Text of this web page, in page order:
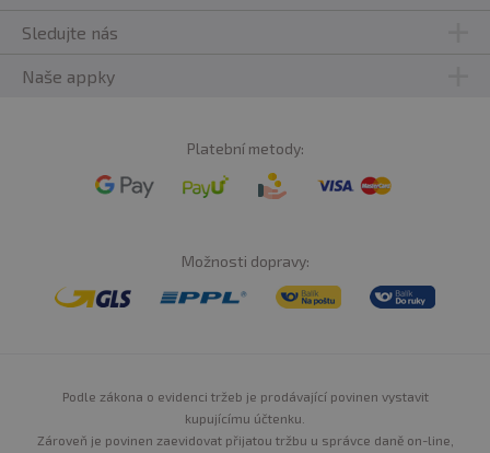
Sledujte nás
Naše appky
Platební metody:
Možnosti dopravy:
Podle zákona o evidenci tržeb je prodávající povinen vystavit
kupujícímu účtenku.
Zároveň je povinen zaevidovat přijatou tržbu u správce daně on-line,